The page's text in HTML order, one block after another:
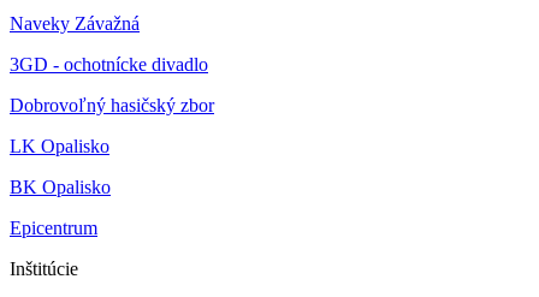
Naveky Závažná
3GD - ochotnícke divadlo
Dobrovoľný hasičský zbor
LK Opalisko
BK Opalisko
Epicentrum
Inštitúcie